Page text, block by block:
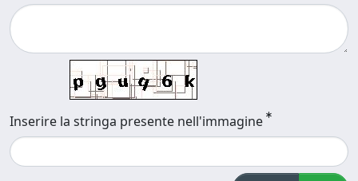
Inserire la stringa presente nell'immagine